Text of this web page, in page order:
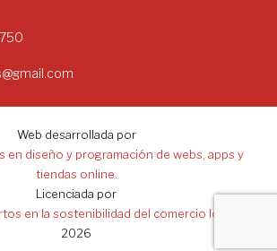
Web desarrollada por
en diseño y programación de webs, apps y
tiendas online.
Licenciada por
en la sostenibilidad del comercio local.
2026